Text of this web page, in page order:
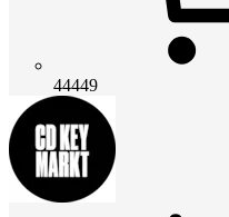
44449